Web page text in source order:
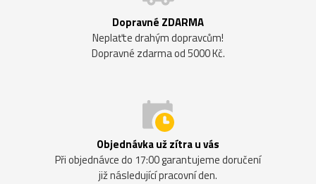
Dopravné ZDARMA
Neplaťte drahým dopravcům!
Dopravné zdarma od 5000 Kč.
Objednávka už zítra u vás
Při objednávce do 17:00 garantujeme doručení
již následující pracovní den.